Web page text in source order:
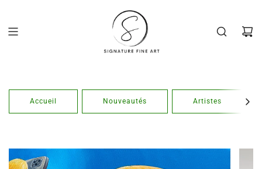
contenu
Accueil Nouveautés Artistes